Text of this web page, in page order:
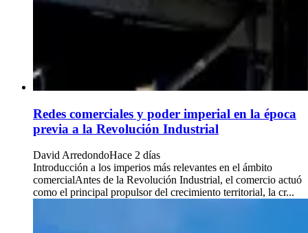
Redes comerciales y poder imperial en la época
previa a la Revolución Industrial
David ArredondoHace 2 días
Introducción a los imperios más relevantes en el ámbito
comercialAntes de la Revolución Industrial, el comercio actuó
como el principal propulsor del crecimiento territorial, la cr...